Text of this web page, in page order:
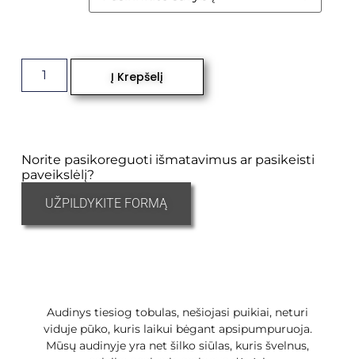
Audinys tiesiog tobulas, nešiojasi puikiai, neturi
viduje pūko, kuris laikui bėgant apsipumpuruoja.
Mūsų audinyje yra net šilko siūlas, kuris švelnus,
Į Krepšelį
Norite pasikoreguoti išmatavimus ar pasikeisti
paveikslėlį?
UŽPILDYKITE FORMĄ